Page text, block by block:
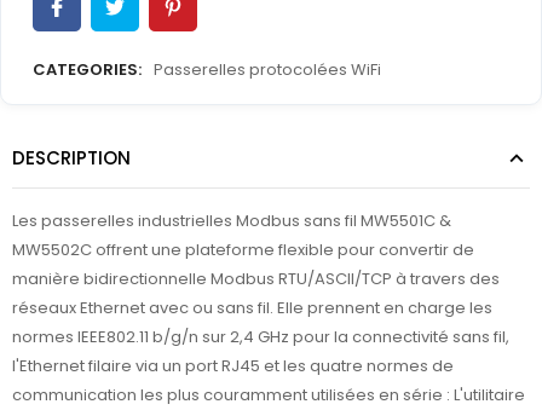
CATEGORIES: Passerelles protocolées WiFi
DESCRIPTION
Les passerelles industrielles Modbus sans fil MW5501C &
MW5502C offrent une plateforme flexible pour convertir de
manière bidirectionnelle Modbus RTU/ASCII/TCP à travers des
réseaux Ethernet avec ou sans fil. Elle prennent en charge les
normes IEEE802.11 b/g/n sur 2,4 GHz pour la connectivité sans fil,
l'Ethernet filaire via un port RJ45 et les quatre normes de
communication les plus couramment utilisées en série : L'utilitaire